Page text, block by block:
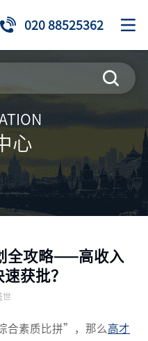
020 88525362
心
全攻略——高收入
获批？
世
合素质比拼”，那么 高才